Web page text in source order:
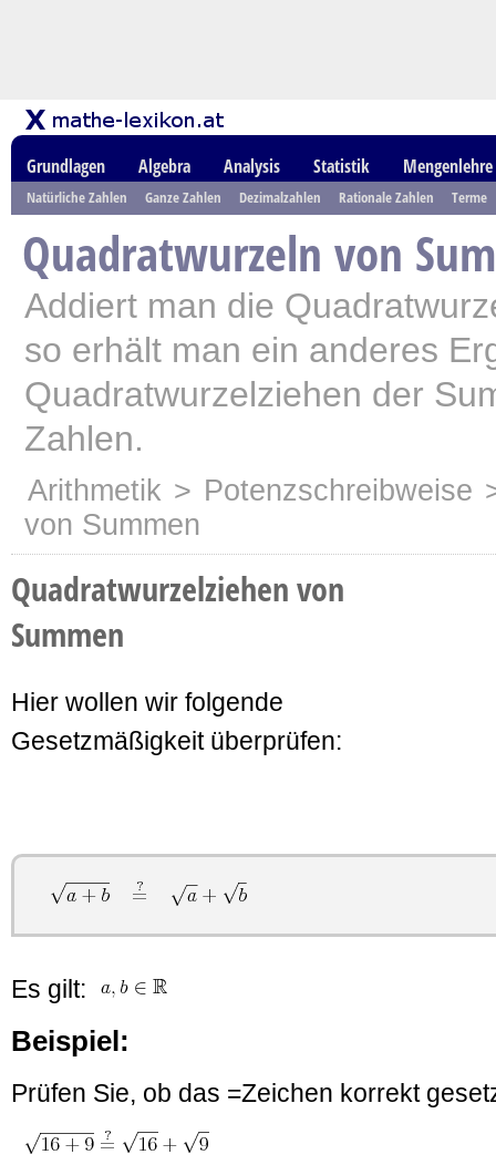
Grundlagen Algebra Analysis Statistik Mengenlehre
Natürliche Zahlen Ganze Zahlen Dezimalzahlen Rationale Zahlen Terme
Quadratwurzeln von
Addiert man die
so erhält man ein anderes
Quadratwurzelziehen der
Zahlen.
Arithmetik > Potenzschreibweise
von Summen
Quadratwurzelziehen von
Summen
Hier wollen wir folgende
Gesetzmäßigkeit überprüfen:
Es gilt:
Beispiel:
Prüfen Sie, ob das =Zeichen korrekt